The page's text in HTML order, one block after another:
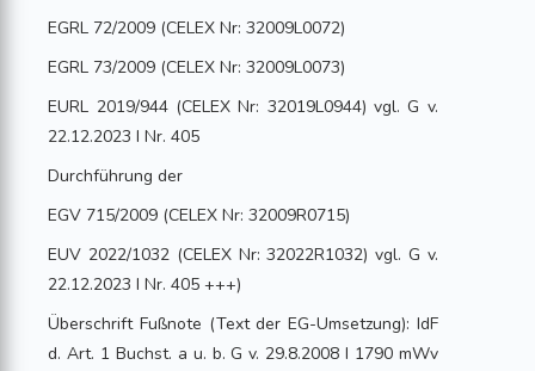
EGRL 72/2009 (CELEX Nr: 32009L0072)
EGRL 73/2009 (CELEX Nr: 32009L0073)
EURL 2019/944 (CELEX Nr: 32019L0944) vgl. G v.
22.12.2023 I Nr. 405
Durchführung der
EGV 715/2009 (CELEX Nr: 32009R0715)
EUV 2022/1032 (CELEX Nr: 32022R1032) vgl. G v.
22.12.2023 I Nr. 405 +++)
Überschrift Fußnote (Text der EG-Umsetzung): IdF
d. Art. 1 Buchst. a u. b. G v. 29.8.2008 I 1790 mWv